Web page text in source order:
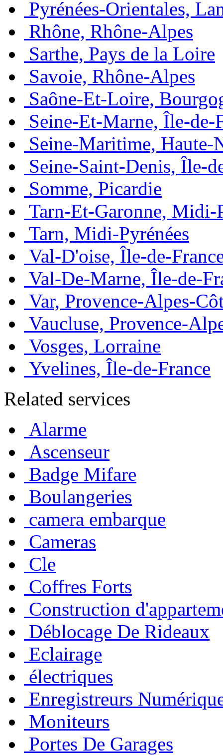
Pyrénées-Orientales,
Rhône, Rhône-Alpes
Sarthe, Pays de la Loire
Savoie, Rhône-Alpes
Saône-Et-Loire,
Seine-Et-Marne, Île-de-
Seine-Maritime, Haute-
Seine-Saint-Denis, Île-
Somme, Picardie
Tarn-Et-Garonne, Midi-
Tarn, Midi-Pyrénées
Val-D'oise, Île-de-
Val-De-Marne, Île-de-
Var, Provence-Alpes-
Vaucluse, Provence-
Vosges, Lorraine
Yvelines, Île-de-France
Related services
Alarme
Ascenseur
Badge Mifare
Boulangeries
camera embarque
Cameras
Cle
Coffres Forts
Construction
Déblocage De Rideaux
Eclairage
électriques
Enregistreurs
Moniteurs
Portes De Garages